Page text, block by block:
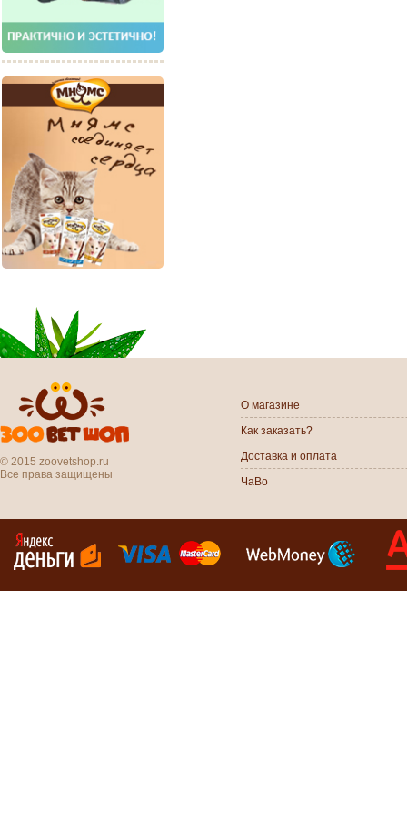
© 2015 zoovetshop.ru
Все права защищены
О магазине
Как заказать?
Доставка и оплата
ЧаВо